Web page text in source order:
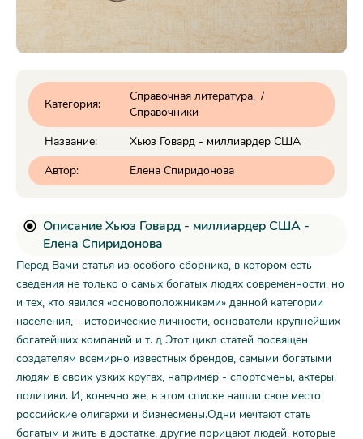
Категория:
Справочная литература /
Справочники
Название:
Хьюз Говард - миллиардер США
Автор:
Елена Спиридонова
Описание Хьюз Говард - миллиардер США -
Елена Спиридонова
Перед Вами статья из особого сборника, в котором есть
сведения не только о самых богатых людях современности, но
и тех, кто явился «основоположниками» данной категории
населения, - исторические личности, основатели крупнейших
богатейших компаний и т. д Этот цикл статей посвящен
создателям всемирно известных брендов, самыми богатыми
людям в своих узких кругах, например - спортсмены, актеры,
политики. И, конечно же, в этом списке нашли свое место
российские олигархи и бизнесмены.Одни мечтают стать
богатым и жить в достатке, другие порицают людей, которые